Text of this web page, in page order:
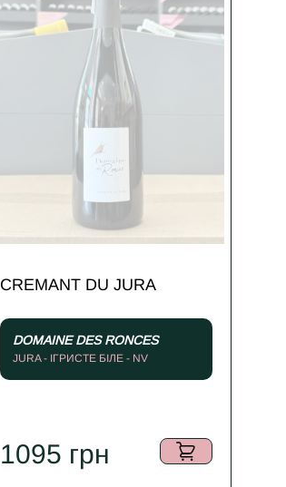
CREMANT DU JURA
DOMAINE DES RONCES
JURA - ІГРИСТЕ БІЛЕ - NV
1095 грн